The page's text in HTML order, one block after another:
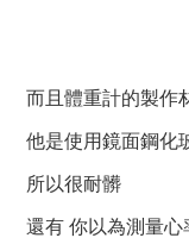
而且體重計的製作
他是使用鏡面鋼化
所以很耐髒
還有 你以為測量